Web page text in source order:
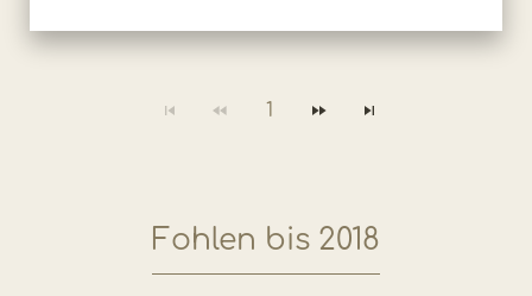
1
Fohlen bis 2018